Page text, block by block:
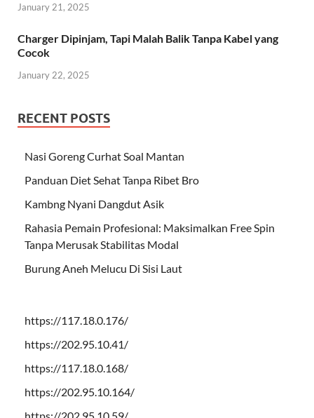
January 21, 2025
Charger Dipinjam, Tapi Malah Balik Tanpa Kabel yang
Cocok
January 22, 2025
RECENT POSTS
Nasi Goreng Curhat Soal Mantan
Panduan Diet Sehat Tanpa Ribet Bro
Kambng Nyani Dangdut Asik
Rahasia Pemain Profesional: Maksimalkan Free Spin
Tanpa Merusak Stabilitas Modal
Burung Aneh Melucu Di Sisi Laut
https://117.18.0.176/
https://202.95.10.41/
https://117.18.0.168/
https://202.95.10.164/
https://202.95.10.59/